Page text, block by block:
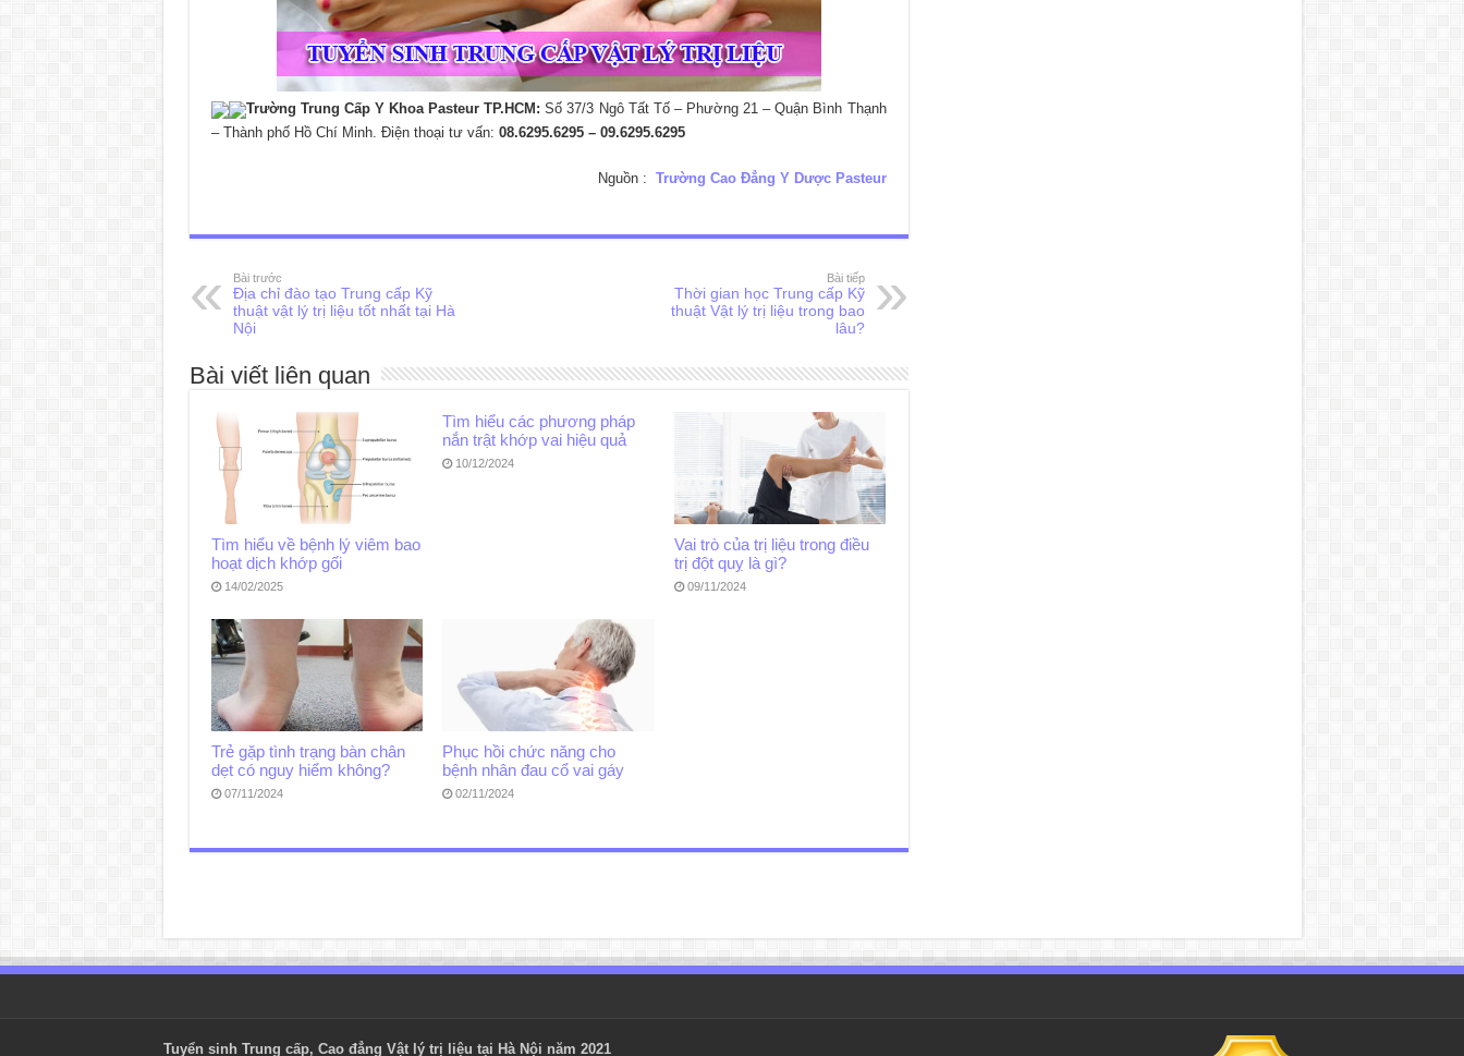
Trường Trung Cấp Y Khoa Pasteur TP.HCM: Số 37/3 Ngô Tất Tố – Phường 21 – Quận Bình Thạnh
– Thành phố Hồ Chí Minh. Điện thoại tư vấn: 08.6295.6295 – 09.6295.6295
Nguồn : Trường Cao Đẳng Y Dược Pasteur
Bài trước
Địa chỉ đào tạo Trung cấp Kỹ
thuật vật lý trị liệu tốt nhất tại Hà
Nội
Bài tiếp
Thời gian học Trung cấp Kỹ
thuật Vật lý trị liệu trong bao
lâu?
Bài viết liên quan
Tìm hiểu về bệnh lý viêm bao
hoạt dịch khớp gối
14/02/2025
Tìm hiểu các phương pháp
nắn trật khớp vai hiệu quả
10/12/2024
Vai trò của trị liệu trong điều
trị đột quỵ là gì?
09/11/2024
Trẻ gặp tình trạng bàn chân
dẹt có nguy hiểm không?
07/11/2024
Phục hồi chức năng cho
bệnh nhân đau cổ vai gáy
02/11/2024
Tuyển sinh Trung cấp, Cao đẳng Vật lý trị liệu tại Hà Nội năm 2021